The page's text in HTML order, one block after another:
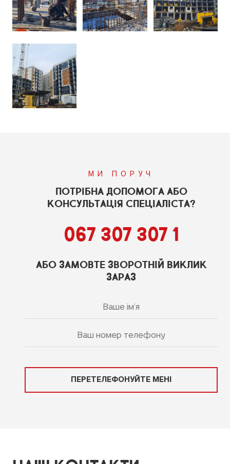
МИ ПОРУЧ
ПОТРІБНА ДОПОМОГА АБО
КОНСУЛЬТАЦІЯ СПЕЦІАЛІСТА?
067 307 307 1
АБО ЗАМОВТЕ ЗВОРОТНІЙ ВИКЛИК
ЗАРАЗ
ПЕРЕТЕЛЕФОНУЙТЕ МЕНІ